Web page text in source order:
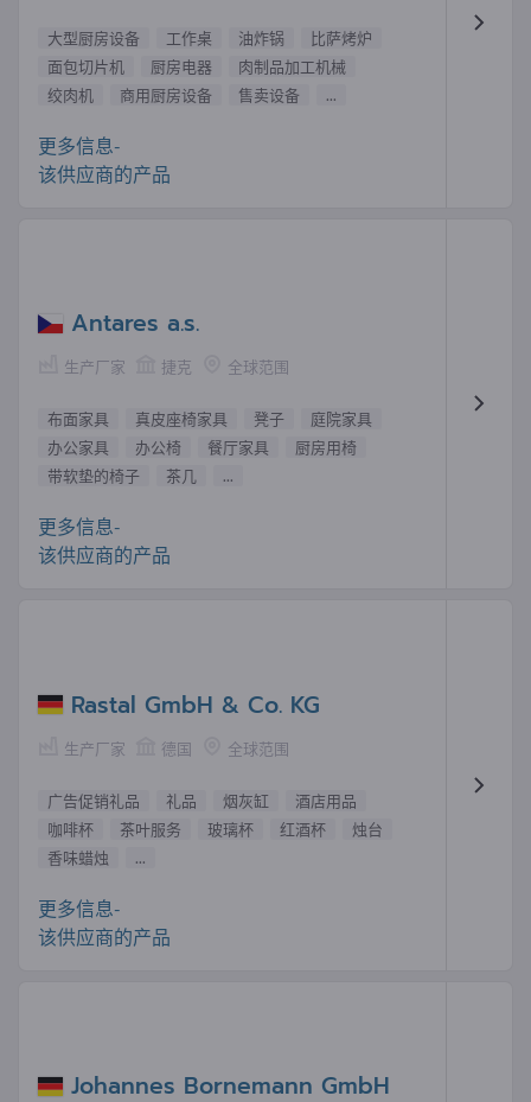
大型厨房设备 工作桌 油炸锅
比萨烤炉
面包切片机
厨房电器
肉制品加工机械
绞肉机
商用厨房设备 售卖设备 ...
更多信息-
该供应商的产品
Antares a.s.
生产厂家 捷克 全球范围
布面家具 真皮座椅家具 凳子
庭院家具
办公家具
办公椅 餐厅家具
厨房用椅
带软垫的椅子
茶几 ...
更多信息-
该供应商的产品
Rastal GmbH & Co. KG
生产厂家 德国 全球范围
广告促销礼品 礼品 烟灰缸
酒店用品
咖啡杯
茶叶服务 玻璃杯 红酒杯
烛台
香味蜡烛
...
更多信息-
该供应商的产品
Johannes Bornemann GmbH